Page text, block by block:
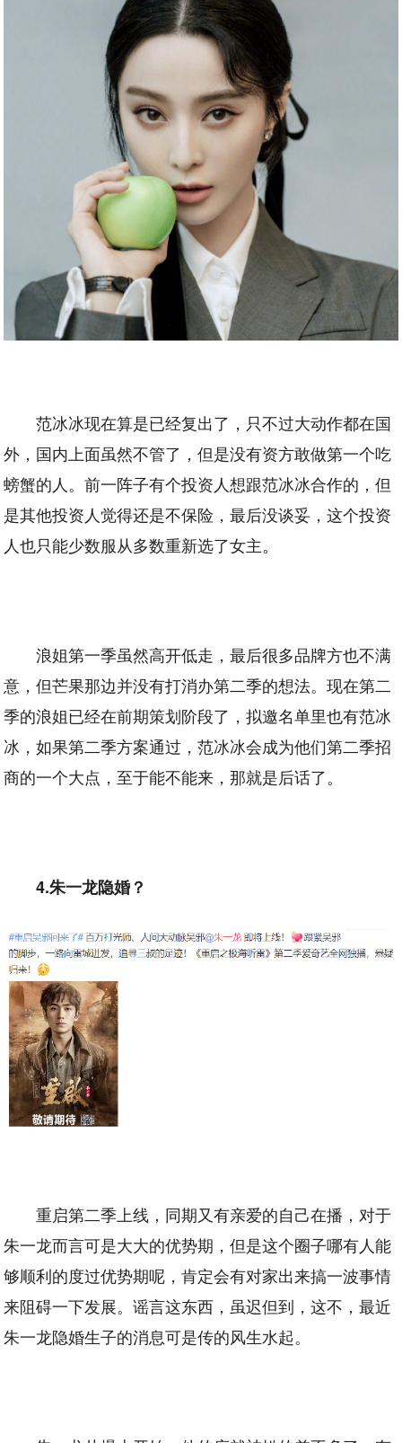
范冰冰现在算是已经复出了，只不过大动作都在国
外，国内上面虽然不管了，但是没有资方敢做第一个吃
螃蟹的人。前一阵子有个投资人想跟范冰冰合作的，但
是其他投资人觉得还是不保险，最后没谈妥，这个投资
人也只能少数服从多数重新选了女主。
浪姐第一季虽然高开低走，最后很多品牌方也不满
意，但芒果那边并没有打消办第二季的想法。现在第二
季的浪姐已经在前期策划阶段了，拟邀名单里也有范冰
冰，如果第二季方案通过，范冰冰会成为他们第二季招
商的一个大点，至于能不能来，那就是后话了。
4.朱一龙隐婚？
重启第二季上线，同期又有亲爱的自己在播，对于
朱一龙而言可是大大的优势期，但是这个圈子哪有人能
够顺利的度过优势期呢，肯定会有对家出来搞一波事情
来阻碍一下发展。谣言这东西，虽迟但到，这不，最近
朱一龙隐婚生子的消息可是传的风生水起。